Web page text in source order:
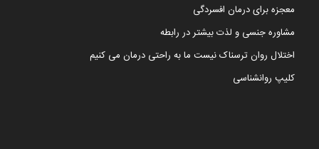
معجزه برای درمان افسردگی
مشاوره جنسی و لذت بیشتر در رابطه
اختلال روان ترسناک نیست ما به راحتی درمان می کنیم
کلیپ روانشناسی